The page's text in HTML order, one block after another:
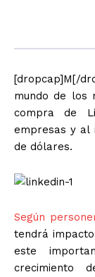
[dropcap]M[/
mundo de los
compra de
empresas y al
de dólares.
Según
tendrá
este
crecimiento